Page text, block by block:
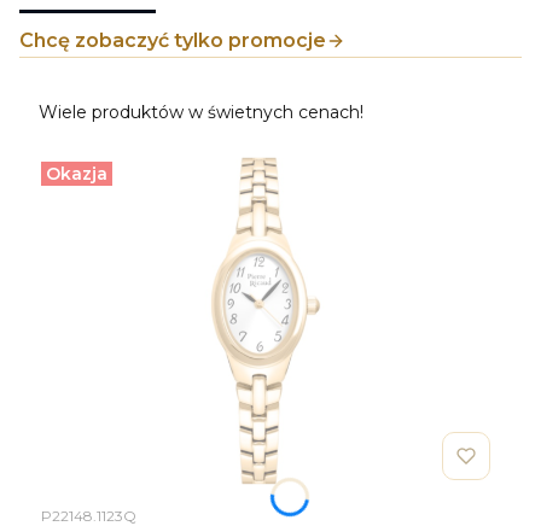
Chcę zobaczyć tylko promocje
Wiele produktów w świetnych cenach!
Okazja
Kod produktu
P22148.1123Q